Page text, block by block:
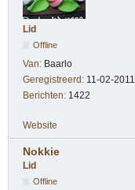
Lid
Offline
Van: Baarlo
Geregistreerd: 11-02-2011
Berichten: 1422
Website
Nokkie
Lid
Offline